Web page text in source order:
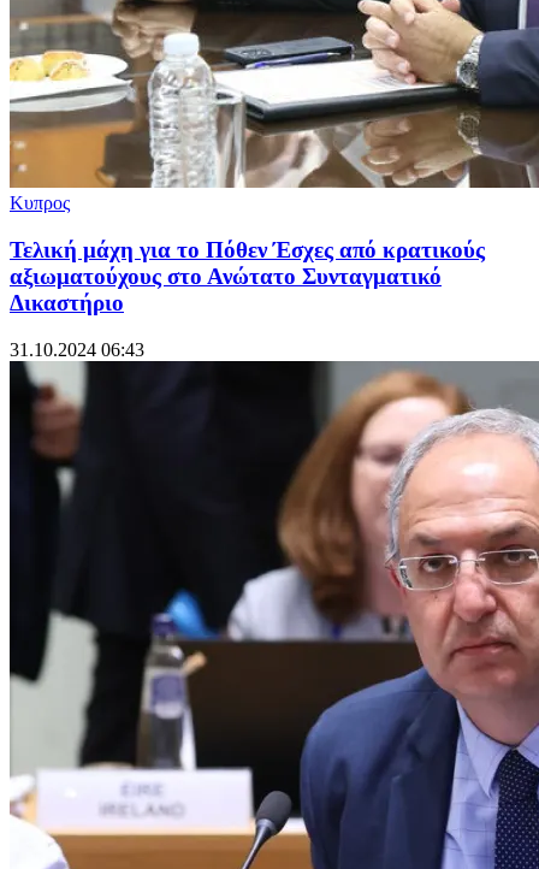
Κυπρος
Τελική μάχη για το Πόθεν Έσχες από κρατικούς
αξιωματούχους στο Ανώτατο Συνταγματικό
Δικαστήριο
31.10.2024 06:43